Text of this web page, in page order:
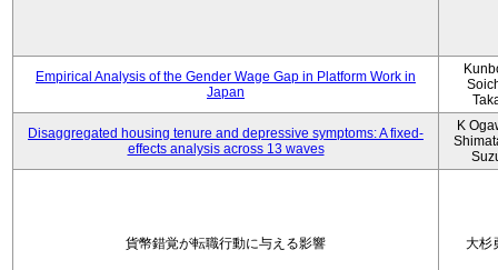
Empirical Analysis of the Gender Wage Gap in Platform Work in
Japan
Disaggregated housing tenure and depressive symptoms: A fixed-
effects analysis across 13 waves
K
貨幣錯覚が転職行動に与える影響 大杉